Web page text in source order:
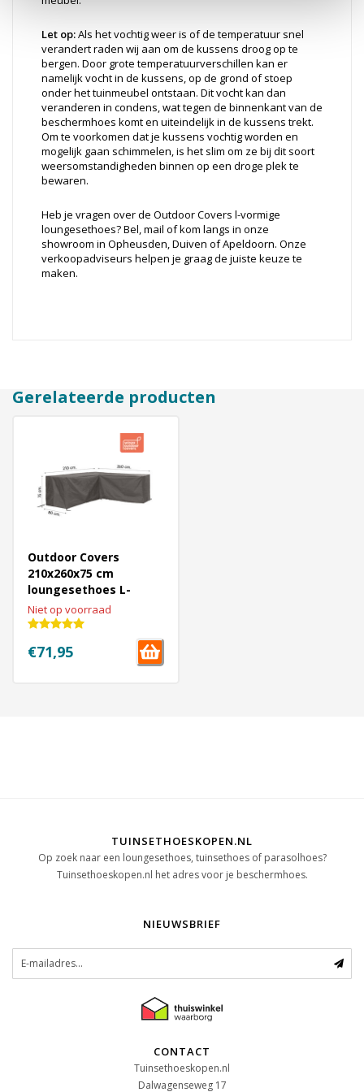
Let op:Als het vochtig weer is of de temperatuur snel
verandert raden wij aan om de kussens droog op te
bergen. Door grote temperatuurverschillen kan er
namelijk vocht in de kussens, op de grond of stoep
onder het tuinmeubel ontstaan. Dit vocht kan dan
veranderen in condens, wat tegen de binnenkant van de
beschermhoes komt en uiteindelijk in de kussens trekt.
Om te voorkomen dat je kussens vochtig worden en
mogelijk gaan schimmelen, is het slim om ze bij dit soort
weersomstandigheden binnen op een droge plek te
bewaren.
Heb je vragen over de Outdoor Covers l-vormige
loungesethoes? Bel, mail of kom langs in onze
showroom in Opheusden, Duiven of Apeldoorn. Onze
verkoopadviseurs helpen je graag de juiste keuze te
maken.
Gerelateerde producten
Outdoor Covers
210x260x75 cm
loungesethoes L-
vormige - LINKS
Niet op voorraad
€71,95
TUINSETHOESKOPEN.NL
Op zoek naar een loungesethoes, tuinsethoes of parasolhoes?
Tuinsethoeskopen.nl het adres voor je beschermhoes.
NIEUWSBRIEF
CONTACT
Tuinsethoeskopen.nl
Dalwagenseweg 17